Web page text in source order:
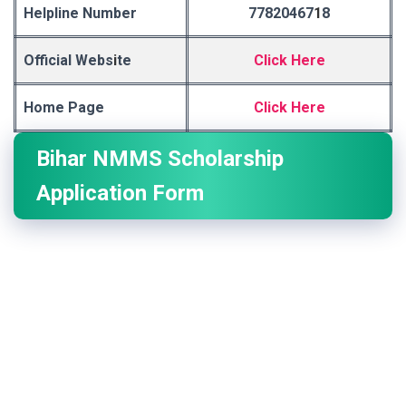
Helpline Number 778204671 8
Official Website Click Here
Home Page Click Here
Bihar NMMS Scholarship
Application Form